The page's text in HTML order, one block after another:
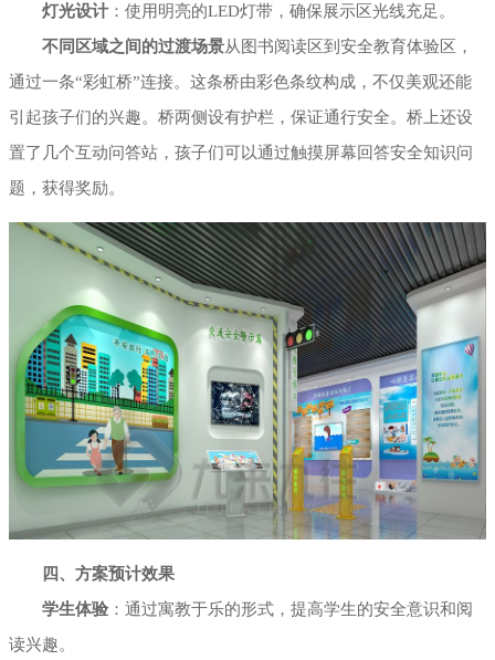
灯光设计 ：使用明亮的LED灯带，确保展示区光线充足。
不同区域之间的过渡场景从图书阅读区到安全教育体验区，
通过一条“彩虹桥”连接。这条桥由彩色条纹构成，不仅美观还能
引起孩子们的兴趣。桥两侧设有护栏，保证通行安全。桥上还设
置了几个互动问答站，孩子们可以通过触摸屏幕回答安全知识问
题，获得奖励。
四、方案预计效果
学生体验 ：通过寓教于乐的形式，提高学生的安全意识和阅
读兴趣。